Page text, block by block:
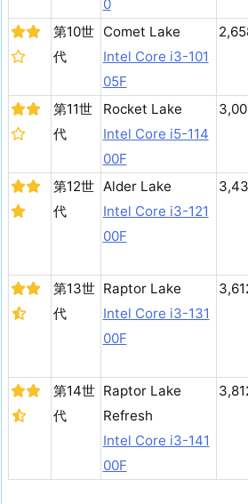
0
第10世
代
Comet Lake
Intel Core i3-101
05F
第11世
代
Rocket Lake
Intel Core i5-114
00F
第12世
代
Alder Lake
Intel Core i3-121
00F
第13世
代
Raptor Lake
Intel Core i3-131
00F
第14世
代
Raptor Lake
Refresh
Intel Core i3-141
00F